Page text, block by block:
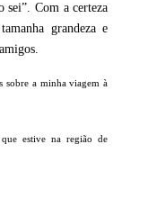
sei”. Com a certeza
grandeza e
sobre a minha viagem à
estive na região de